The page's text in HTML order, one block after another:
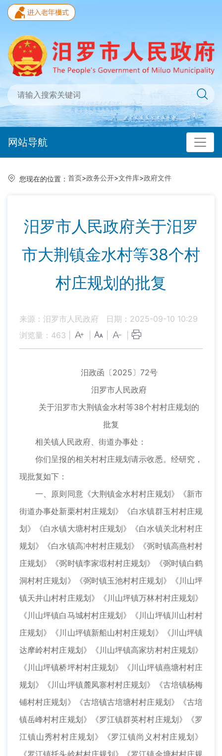
网站导航
您现在的位置： 首页>政务公开>文件库>政府文件
汨罗市人民政府关于汨罗
市大荆镇金水村等38个村
村庄规划的批复
来源：汨罗市人民政府
日期：2025-09-10 10:29
浏览量： 463
汨政函〔2025〕72号
汨罗市人民政府
关于汨罗市大荆镇金水村等38个村村庄规划的
批复
相关镇人民政府、街道办事处：
你们呈报的相关村村庄规划请示收悉。经研究，
现批复如下：
一、原则同意《大荆镇金水村村庄规划》《新市
街道办事处新栗村村庄规划》《白水镇群玉村村庄规
划》《白水镇大塘村村庄规划》《白水镇关北村村庄
规划》《白水镇高冲村村庄规划》《弼时镇高燕村村
庄规划》《弼时镇李家塅村村庄规划》《弼时镇白鹤
洞村村庄规划》《弼时镇玉池村村庄规划》《川山坪
镇天井山村村庄规划》《川山坪镇万林村村庄规划》
《川山坪镇白马城村村庄规划》《川山坪镇川山村村
庄规划》《川山坪镇新船山村村庄规划》《川山坪镇
达摩岭村村庄规划》《川山坪镇高家坊村村庄规划》
《川山坪镇桥坪村村庄规划》《川山坪镇燕塘村村庄
规划》《川山坪镇麓凤寨村村庄规划》《古培镇杨梅
铺村村庄规划》《古培镇古培塘村村庄规划》《古培
镇岳峰村村庄规划》《罗江镇群英村村庄规划》《罗
江镇山秀村村庄规划》《罗江镇尚义村村庄规划》